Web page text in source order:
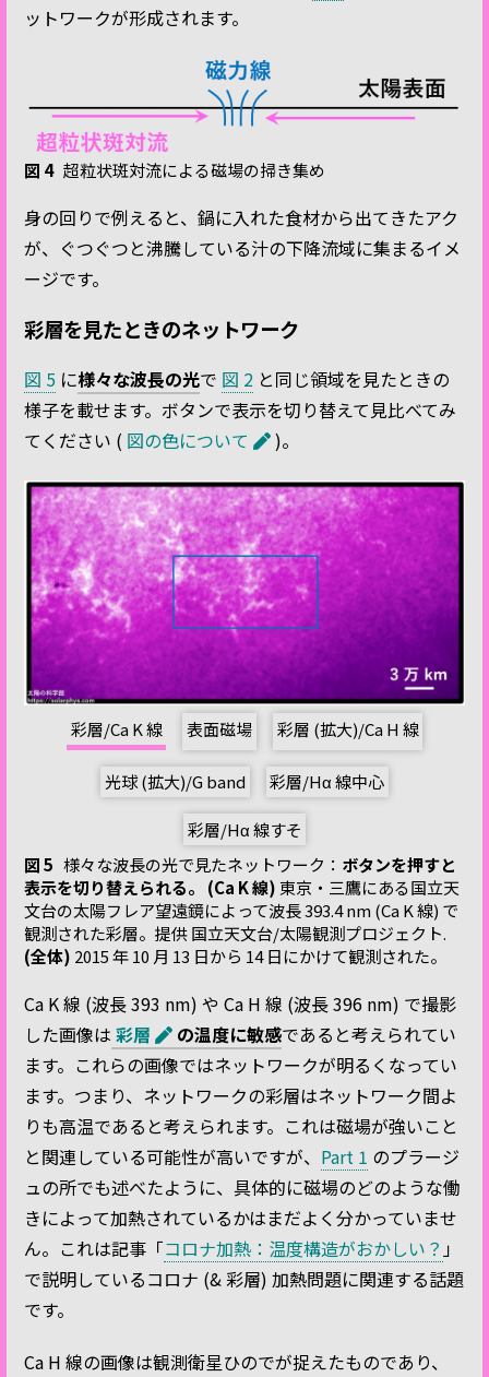
ットワークが形成されます。
図 4超粒状斑対流による磁場の掃き集め
身の回りで例えると、鍋に入れた食材から出てきたアク
が、ぐつぐつと沸騰している汁の下降流域に集まるイメ
ージです。
彩層を見たときのネットワーク
図 5 に様々な波長の光で 図 2 と同じ領域を見たときの
様子を載せます。ボタンで表示を切り替えて見比べてみ
てください ( 図の色について )。
彩層/Ca K 線 表面磁場 彩層 (拡大)/Ca H 線
光球 (拡大)/G band 彩層/Hα 線中心
彩層/Hα 線すそ
図 5 様々な波長の光で見たネットワーク： ボタンを押すと
表示を切り替えられる。
(Ca K 線) 東京・三鷹にある国立天
文台の太陽フレア望遠鏡によって波長 393.4 nm (Ca K 線) で
観測された彩層。提供 国立天文台/太陽観測プロジェクト.
(全体) 2015 年 10 月 13 日から 14 日にかけて観測された。
Ca K 線 (波長 393 nm) や Ca H 線 (波長 396 nm) で撮影
した画像は 彩層 の温度に敏感であると考えられてい
ます。これらの画像ではネットワークが明るくなってい
ます。つまり、ネットワークの彩層はネットワーク間よ
りも高温であると考えられます。これは磁場が強いこと
と関連している可能性が高いですが、 Part 1 のプラージ
ュの所でも述べたように、具体的に磁場のどのような働
きによって加熱されているかはまだよく分かっていませ
ん。これは記事「コロナ加熱：温度構造がおかしい？ 」
で説明しているコロナ (& 彩層) 加熱問題に関連する話題
です。
Ca H 線の画像は観測衛星ひのでが捉えたものであり、